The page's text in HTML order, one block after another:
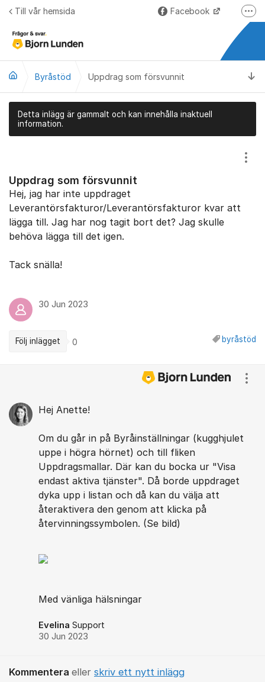
Hoppa till innehåll
Till vår hemsida Facebook
Björnkoll – Blogg
Byråstöd Uppdrag som försvunnit
Detta inlägg är gammalt och kan innehålla inaktuell
information.
Uppdrag som försvunnit
Hej, jag har inte uppdraget
Leverantörsfakturor/Leverantörsfakturor kvar att
lägga till. Jag har nog tagit bort det? Jag skulle
behöva lägga till det igen.
Tack snälla!
30 Jun 2023
byråstöd
Följ inlägget 0
Hej Anette!
Om du går in på Byråinställningar (kugghjulet
uppe i högra hörnet) och till fliken
Uppdragsmallar. Där kan du bocka ur "Visa
endast aktiva tjänster". Då borde uppdraget
dyka upp i listan och då kan du välja att
återaktivera den genom att klicka på
återvinningssymbolen. (Se bild)
Med vänliga hälsningar
Evelina Support
30 Jun 2023
Kommentera eller skriv ett nytt inlägg